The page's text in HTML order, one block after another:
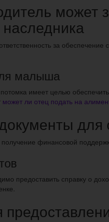
может
за
малыша
имеет целью
может ли отец подать на
финансовой
предоставить справку о